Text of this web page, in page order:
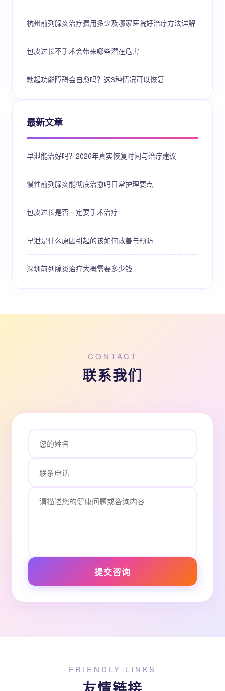
杭州前列腺炎治疗费用多少及哪家医院好治疗方法详解
包皮过长不手术会带来哪些潜在危害
勃起功能障碍会自愈吗？这3种情况可以恢复
最新文章
早泄能治好吗？2026年真实恢复时间与治疗建议
慢性前列腺炎能彻底治愈吗日常护理要点
包皮过长是否一定要手术治疗
早泄是什么原因引起的该如何改善与预防
深圳前列腺炎治疗大概需要多少钱
CONTACT
联系我们
提交咨询
FRIENDLY LINKS